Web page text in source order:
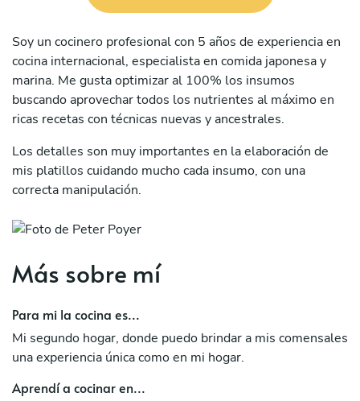
Soy un cocinero profesional con 5 años de experiencia en
cocina internacional, especialista en comida japonesa y
marina. Me gusta optimizar al 100% los insumos
buscando aprovechar todos los nutrientes al máximo en
ricas recetas con técnicas nuevas y ancestrales.
Los detalles son muy importantes en la elaboración de
mis platillos cuidando mucho cada insumo, con una
correcta manipulación.
Más sobre mí
Para mi la cocina es...
Mi segundo hogar, donde puedo brindar a mis comensales
una experiencia única como en mi hogar.
Aprendí a cocinar en...